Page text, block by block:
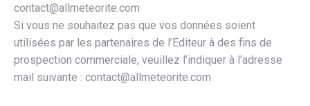
contact@allmeteorite.com
Si vous ne souhaitez pas que vos données soient
utilisées par les partenaires de l’Editeur à des fins de
prospection commerciale, veuillez l’indiquer à l’adresse
mail suivante : contact@allmeteorite.com